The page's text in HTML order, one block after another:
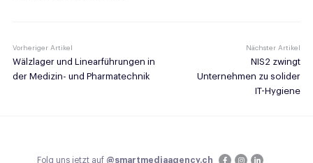
Vorheriger Artikel
Wälzlager und Linearführungen in
der Medizin- und Pharmatechnik
Nächster Artikel
NIS2 zwingt
Unternehmen zu solider
IT-Hygiene
Folg uns jetzt auf @smartmediaagency.ch